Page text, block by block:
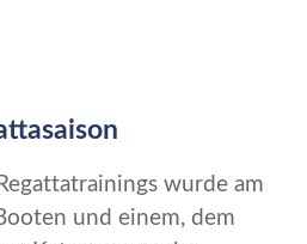
wurde am
und einem, dem